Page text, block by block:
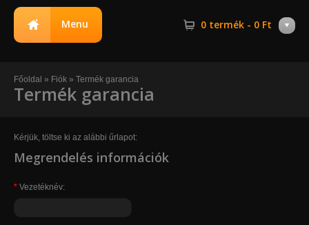
0 termék - 0 Ft
Menu
Főoldal » Fiók » Termék garancia
Termék garancia
Kérjük, töltse ki az alábbi űrlapot:
Megrendelés információk
* Vezetéknév: